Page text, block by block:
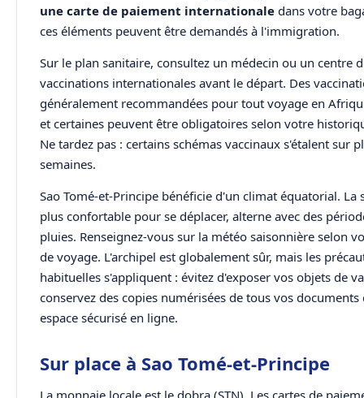
une carte de paiement internationale dans votre
ces éléments peuvent être demandés à l'immigration.
Sur le plan sanitaire, consultez un médecin ou un centre
vaccinations internationales avant le départ. Des
généralement recommandées pour tout voyage en
et certaines peuvent être obligatoires selon votre
Ne tardez pas : certains schémas vaccinaux s'étalent sur
semaines.
Sao Tomé-et-Principe bénéficie d'un climat équatorial. La
plus confortable pour se déplacer, alterne avec des
pluies. Renseignez-vous sur la météo saisonnière selon
de voyage. L'archipel est globalement sûr, mais les
habituelles s'appliquent : évitez d'exposer vos objets de
conservez des copies numérisées de tous vos documents
espace sécurisé en ligne.
Sur place à Sao Tomé-et-Principe
La monnaie locale est le dobra (STN). Les cartes de